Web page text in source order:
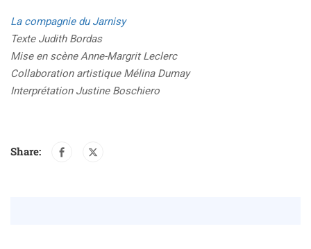
La compagnie du Jarnisy
Texte Judith Bordas
Mise en scène Anne-Margrit Leclerc
Collaboration artistique Mélina Dumay
Interprétation Justine Boschiero
Share: